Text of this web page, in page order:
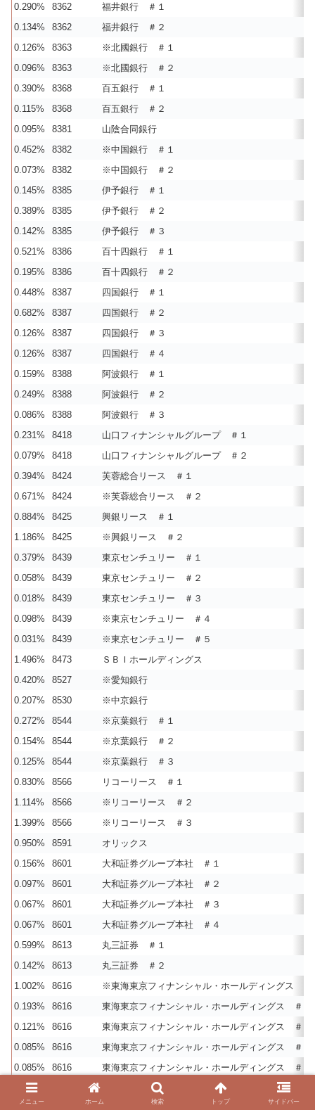
0.290%
8362
福井銀行 ＃１
0.134%
8362
福井銀行 ＃２
0.126%
8363
※北國銀行 ＃１
0.096%
8363
※北國銀行 ＃２
0.390%
8368
百五銀行 ＃１
0.115%
8368
百五銀行 ＃２
0.095%
8381
山陰合同銀行
0.452%
8382
※中国銀行 ＃１
0.073%
8382
※中国銀行 ＃２
0.145%
8385
伊予銀行 ＃１
0.389%
8385
伊予銀行 ＃２
0.142%
8385
伊予銀行 ＃３
0.521%
8386
百十四銀行 ＃１
0.195%
8386
百十四銀行 ＃２
0.448%
8387
四国銀行 ＃１
0.682%
8387
四国銀行 ＃２
0.126%
8387
四国銀行 ＃３
0.126%
8387
四国銀行 ＃４
0.159%
8388
阿波銀行 ＃１
0.249%
8388
阿波銀行 ＃２
0.086%
8388
阿波銀行 ＃３
0.231%
8418
山口フィナンシャルグループ ＃１
0.079%
8418
山口フィナンシャルグループ ＃２
0.394%
8424
芙蓉総合リース ＃１
0.671%
8424
※芙蓉総合リース ＃２
0.884%
8425
興銀リース ＃１
1.186%
8425
※興銀リース ＃２
0.379%
8439
東京センチュリー ＃１
0.058%
8439
東京センチュリー ＃２
0.018%
8439
東京センチュリー ＃３
0.098%
8439
※東京センチュリー ＃４
0.031%
8439
※東京センチュリー ＃５
1.496%
8473
ＳＢＩホールディングス
0.420%
8527
※愛知銀行
0.207%
8530
※中京銀行
0.272%
8544
※京葉銀行 ＃１
0.154%
8544
※京葉銀行 ＃２
0.125%
8544
※京葉銀行 ＃３
0.830%
8566
リコーリース ＃１
1.114%
8566
※リコーリース ＃２
1.399%
8566
※リコーリース ＃３
0.950%
8591
オリックス
0.156%
8601
大和証券グループ本社 ＃１
0.097%
8601
大和証券グループ本社 ＃２
0.067%
8601
大和証券グループ本社 ＃３
0.067%
8601
大和証券グループ本社 ＃４
0.599%
8613
丸三証券 ＃１
0.142%
8613
丸三証券 ＃２
1.002%
8616
※東海東京フィナンシャル・ホールディングス ＃
0.193%
8616
東海東京フィナンシャル・ホールディングス ＃２
0.121%
8616
東海東京フィナンシャル・ホールディングス ＃３
0.085%
8616
東海東京フィナンシャル・ホールディングス ＃４
0.085%
8616
東海東京フィナンシャル・ホールディングス ＃５
0.486%
日本取引所グループ ＃１
メニュー ホーム 検索 トップ サイドバー